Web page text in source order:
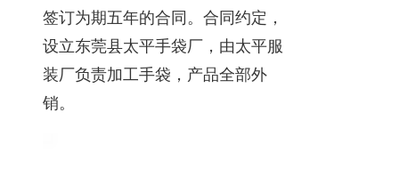
签订为期五年的合同。合同约定，
设立东莞县太平手袋厂，由太平服
装厂负责加工手袋，产品全部外
销。